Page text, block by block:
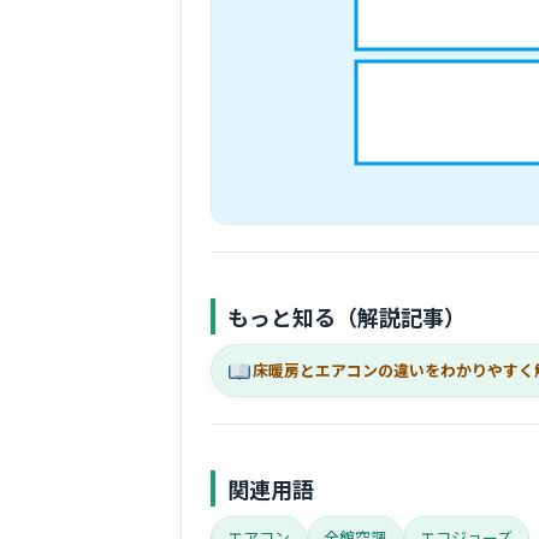
もっと知る（解説記事）
床暖房とエアコンの違いをわかりやすく
関連用語